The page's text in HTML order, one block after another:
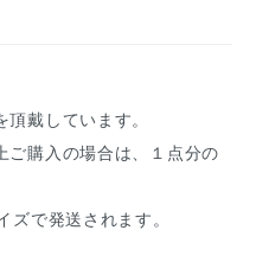
戴しています。
購入の場合は、１点分の
で発送されます。